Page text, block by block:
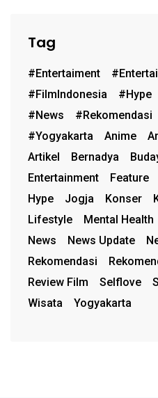
Tag
#entertaiment
#FilmIndonesia
#hype
#News
#rekomendasi
#Yogyakarta
Anime
Artikel
Bernadya
Entertainment
Feature
Hype
Jogja Konser
Lifestyle
Mental Health
News
News Update
Rekomendasi
Review Film
Selflove
Wisata
Yogyakarta